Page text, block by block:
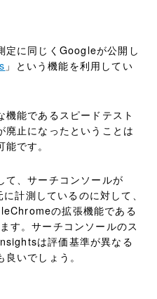
定に同じくGoogleが公開し
」という機能を利用してい
能であるスピードテスト
廃止になったということは
です。
て、サーチコンソールが
計測しているのに対して、
の拡張機能である
す。サーチコンソールのス
は評価基準が異なる
いでしょう。